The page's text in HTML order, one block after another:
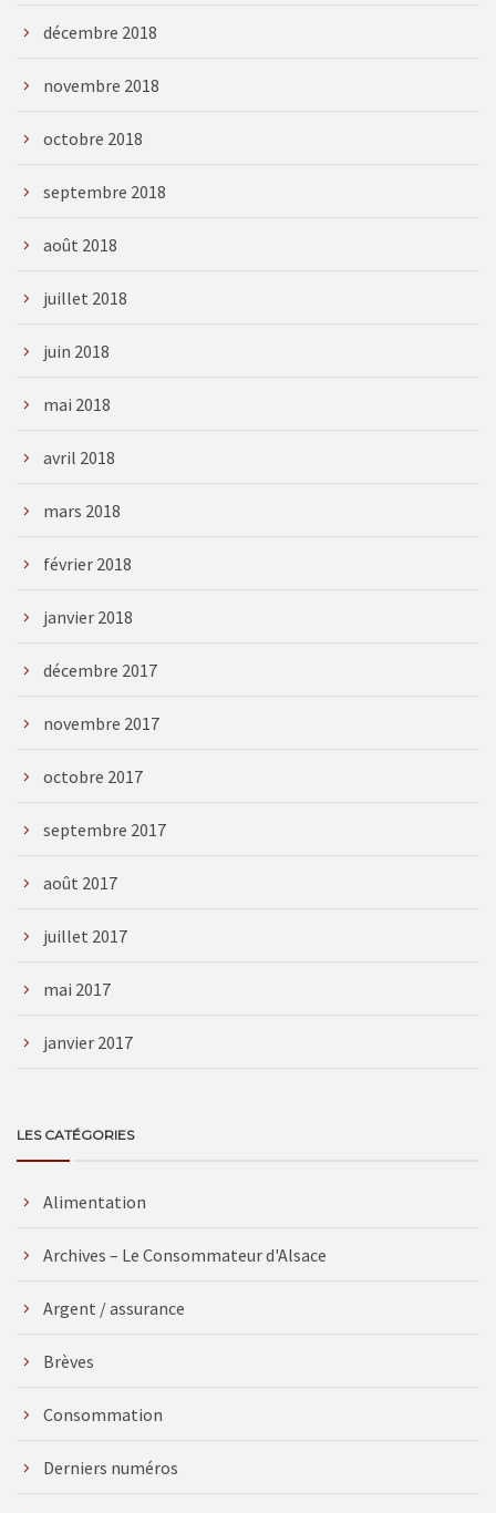
décembre 2018
novembre 2018
octobre 2018
septembre 2018
août 2018
juillet 2018
juin 2018
mai 2018
avril 2018
mars 2018
février 2018
janvier 2018
décembre 2017
novembre 2017
octobre 2017
septembre 2017
août 2017
juillet 2017
mai 2017
janvier 2017
LES CATÉGORIES
Alimentation
Archives – Le Consommateur d'Alsace
Argent / assurance
Brèves
Consommation
Derniers numéros